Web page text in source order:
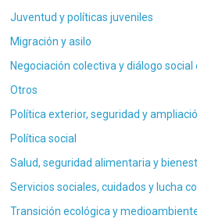
Juventud y políticas juveniles
Migración y asilo
Negociación colectiva y diálogo social
Otros
Política exterior, seguridad y
Política social
Salud, seguridad alimentaria y
Servicios sociales, cuidados y lucha
Transición ecológica y